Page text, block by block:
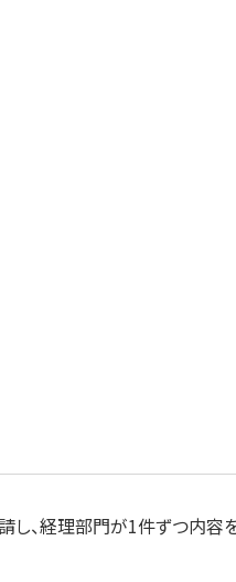
し、経理部門が1件ずつ内